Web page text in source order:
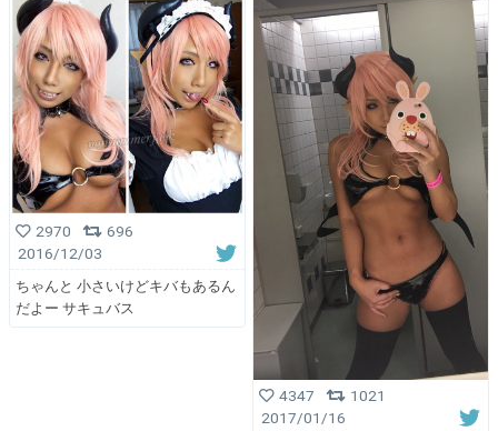
2970
696
2016/12/03
ちゃんと 小さいけどキバもあるん
だよー サキュバス
4347
1021
2017/01/16